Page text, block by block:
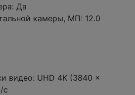
Да
камеры, МП: 12.0
видео: UHD 4K (3840 x
с